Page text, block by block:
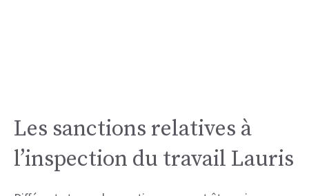
Les sanctions relatives à
l’inspection du travail Lauris